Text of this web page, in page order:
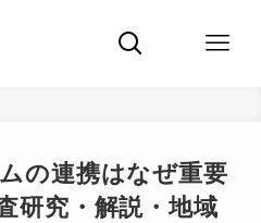
の連携はなぜ重要
研究・解説・地域